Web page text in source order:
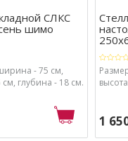
СЛКС
шимо
- 75 см,
см, глубина - 18 см.
1